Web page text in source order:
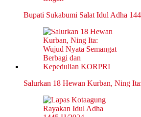
Bupati Sukabumi Salat Idul Adha
Salurkan 18 Hewan Kurban, Ning